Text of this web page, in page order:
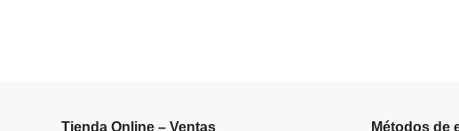
Tienda Online – Ventas Métodos de